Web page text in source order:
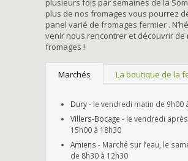
plusieurs fois par semaines de la
plus de nos fromages vous pourrez
panel varié de fromages fermier .
venir nous rencontrer et découvrir de
fromages !
Marchés La boutique de la
Dury- le vendredi matin de 9h00
Villers-Bocage - le vendredi
15h00 à 18h30
Amiens - Marché sur l’eau, le
de 8h30 à 12h30